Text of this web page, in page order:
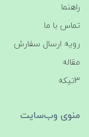
راهنما
تماس با ما
رویه ارسال سفارش
مقاله
3تیکه
منوی وب‌سایت